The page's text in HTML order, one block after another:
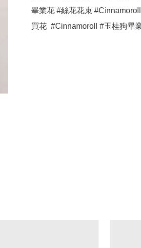
畢業花 #絲花花束
買花  #Cinnamoroll #玉桂狗畢